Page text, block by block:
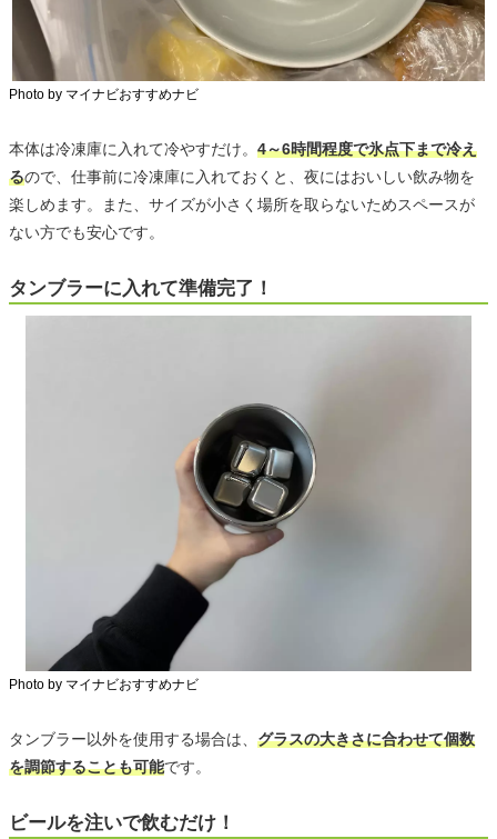
Photo by マイナビおすすめナビ
本体は冷凍庫に入れて冷やすだけ。 4～6時間程度で氷点下まで冷え
るので、仕事前に冷凍庫に入れておくと、夜にはおいしい飲み物を
楽しめます。また、サイズが小さく場所を取らないためスペースが
ない方でも安心です。
タンブラーに入れて準備完了！
Photo by マイナビおすすめナビ
タンブラー以外を使用する場合は、 グラスの大きさに合わせて個数
を調節することも可能です。
ビールを注いで飲むだけ！